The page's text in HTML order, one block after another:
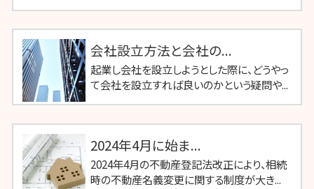
会社設立方法と会社の...
起業し会社を設立しようとした際に、どうやっ
て会社を設立すれば良いのかという疑問や...
2024年4月に始ま...
2024年4月の不動産登記法改正により、相続
時の不動産名義変更に関する制度が大き...